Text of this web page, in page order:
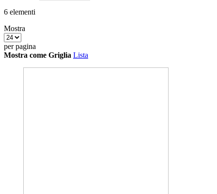
6 elementi
Mostra
per pagina
Mostra come Griglia Lista